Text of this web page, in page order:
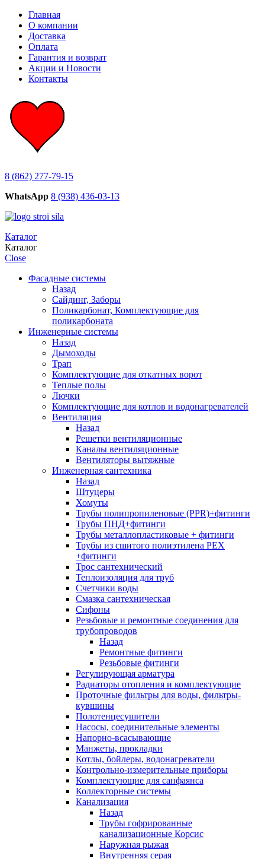
Главная
О компании
Доставка
Оплата
Гарантия и возврат
Акции и Новости
Контакты
8 (862) 277-79-15
WhatsApp 8 (938) 436-03-13
Каталог
Каталог
Close
Фасадные системы
Назад
Сайдинг, Заборы
Поликарбонат, Комплектующие для
поликарбоната
Инженерные системы
Назад
Дымоходы
Трап
Комплектующие для откатных ворот
Теплые полы
Лючки
Комплектующие для котлов и водонагревателей
Вентиляция
Назад
Решетки вентиляционные
Каналы вентиляционные
Вентиляторы вытяжные
Инженерная сантехника
Назад
Штуцеры
Хомуты
Трубы полипропиленовые (PPR)+фитинги
Трубы ПНД+фитинги
Трубы металлопластиковые + фитинги
Трубы из сшитого полиэтилена PEX
+фитинги
Трос сантехнический
Теплоизоляция для труб
Счетчики воды
Смазка сантехническая
Сифоны
Резьбовые и ремонтные соединения для
трубопроводов
Назад
Ремонтные фитинги
Резьбовые фитинги
Регулирующая арматура
Радиаторы отопления и комплектующие
Проточные фильтры для воды, фильтры-
кувшины
Полотенцесушители
Насосы, соединительные элементы
Напорно-всасывающие
Манжеты, прокладки
Котлы, бойлеры, водонагреватели
Контрольно-измерительные приборы
Комплектующие для санфаянса
Коллекторные системы
Канализация
Назад
Трубы гофрированные
канализационные Корсис
Наружная рыжая
Внутренняя серая